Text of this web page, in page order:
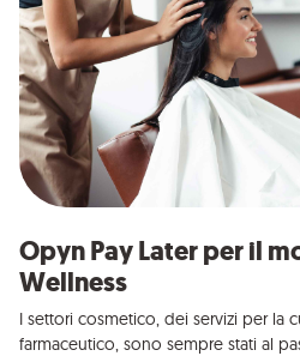
Opyn Pay Later per il
Wellness
I settori cosmetico, dei servizi per la
farmaceutico, sono sempre stati al